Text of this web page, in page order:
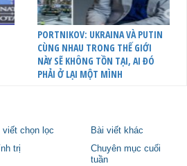
PORTNIKOV: UKRAINA VÀ PUTIN
CÙNG NHAU TRONG THẾ GIỚI
NÀY SẼ KHÔNG TỒN TẠI, AI ĐÓ
PHẢI Ở LẠI MỘT MÌNH
viết chọn lọc
Bài viết khác
trị
Chuyên mục cuối
tuần